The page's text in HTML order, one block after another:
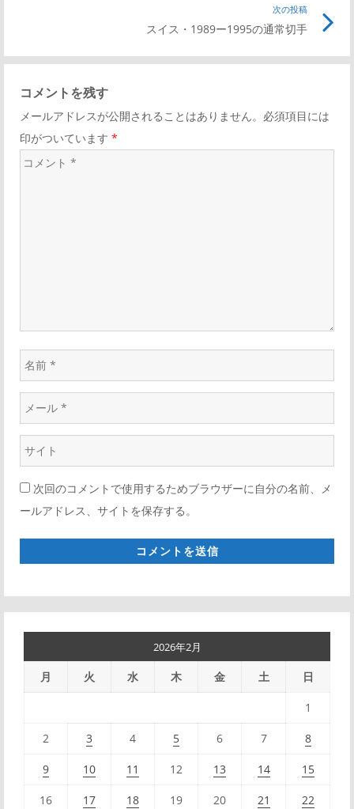
ビ
ゲ
ー
リ
次の投稿
スイス・1989ー1995の通常切手
記
コメントを残す
メールアドレスが公開されることはありません。必須項目には
印がついています *
コ
名
前
ー
ル
*
ウ
ェ
ブ
サ
次回のコメントで使用するためブラウザーに自分の名前、メ
ールアドレス、サイトを保存する。
2026年2月
月 火 水 木 金 土 日
1
2 3 4 5 6 7 8
9 10 11 12 13 14 15
16 17 18 19 20 21 22